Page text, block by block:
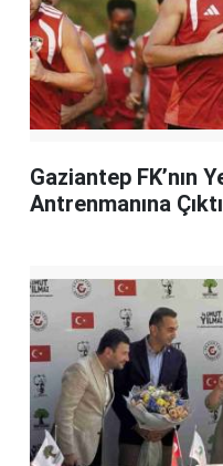
Gaziantep FK’nın
Antrenmanına Çıktı